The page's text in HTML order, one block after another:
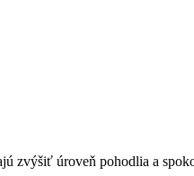
zvýšiť úroveň pohodlia a